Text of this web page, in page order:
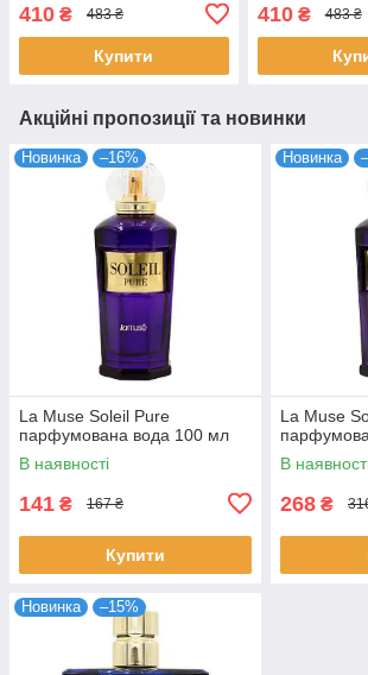
410 ₴ 483 ₴
Купити
410₴ 483 ₴
Акційні пропозиції та новинки
Новинка –16%
La Muse Soleil Pure
парфумована вода 100 мл
В наявності
141 ₴ 167 ₴
Купити
Новинка
La Muse
В
268 ₴
Новинка –15%